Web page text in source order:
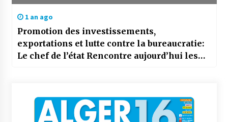
1 an ago
Promotion des investissements,
exportations et lutte contre la bureaucratie:
Le chef de l’état Rencontre aujourd’hui les